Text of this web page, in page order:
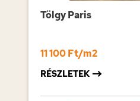
Tölgy Paris
11 100 Ft/m2
RÉSZLETEK